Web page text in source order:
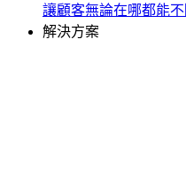
讓顧客無論在哪都能
解決方案